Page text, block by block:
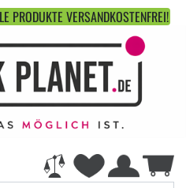
PRODUKTE VERSANDKOSTENFREI!